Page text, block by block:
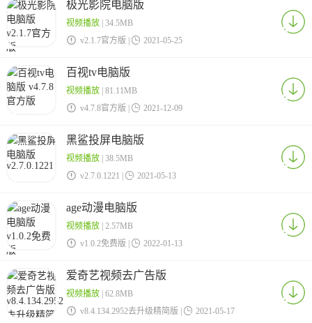
极光影院电脑版
视频播放| 34.5MB
 v2.1.7官方版 |  2021-05-25
百视tv电脑版
视频播放| 81.11MB
 v4.7.8官方版 |  2021-12-09
黑鲨投屏电脑版
视频播放| 38.5MB
 v2.7.0.1221 |  2021-05-13
age动漫电脑版
视频播放| 2.57MB
 v1.0.2免费版 |  2022-01-13
爱奇艺视频去广告版
视频播放| 62.8MB
 v8.4.134.2952去升级精简版 |  2021-05-17